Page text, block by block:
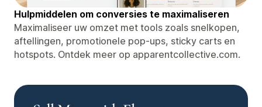
Hulpmiddelen om conversies te maximaliseren
Maximaliseer uw omzet met tools zoals snelkopen,
aftellingen, promotionele pop-ups, sticky carts en
hotspots. Ontdek meer op apparentcollective.com.